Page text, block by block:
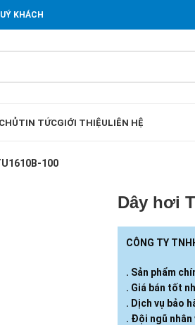
KHÁCH
TIN TỨCGIỚI THIỆULIÊN HỆ
100
Dây hơi
CÔNG TY
. Sản phẩm
. Giá bán tốt
. Dịch vụ bảo
. Đội ngũ nhân